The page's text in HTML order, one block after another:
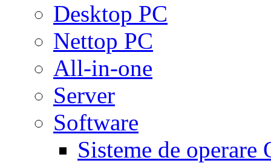
Desktop PC
Nettop PC
All-in-one
Server
Software
Sisteme de operare